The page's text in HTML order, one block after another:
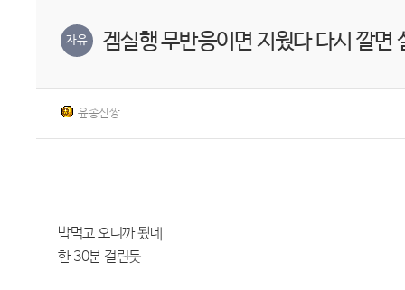
자유 겜실행 무반응이면 지웠다 다시 깔면
윤종신짱
밥먹고 오니까 됬네
한 30분 걸린듯